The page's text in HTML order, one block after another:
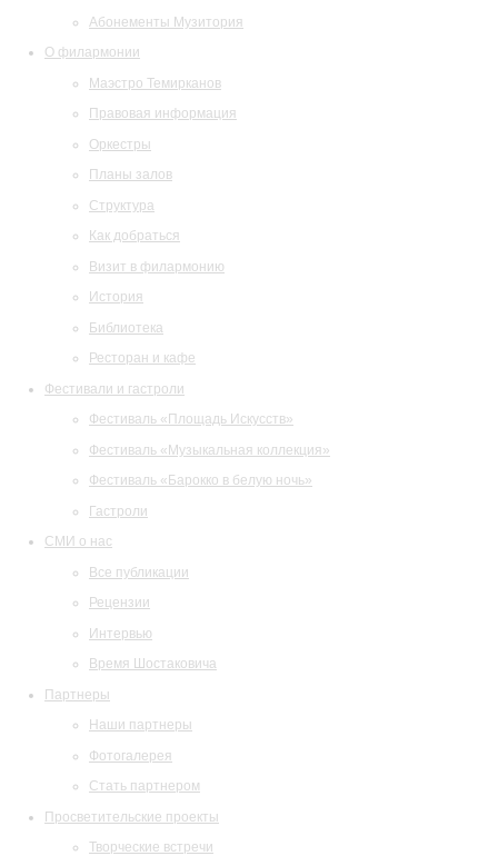
Абонементы Музитория
О филармонии
Маэстро Темирканов
Правовая информация
Оркестры
Планы залов
Структура
Как добраться
Визит в филармонию
История
Библиотека
Ресторан и кафе
Фестивали и гастроли
Фестиваль «Площадь Искусств»
Фестиваль «Музыкальная коллекция»
Фестиваль «Барокко в белую ночь»
Гастроли
СМИ о нас
Все публикации
Рецензии
Интервью
Время Шостаковича
Партнеры
Наши партнеры
Фотогалерея
Стать партнером
Просветительские проекты
Творческие встречи